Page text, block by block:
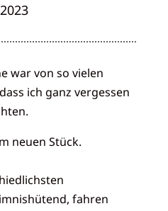
war von so vielen
ich ganz vergessen
neuen Stück.
fahren